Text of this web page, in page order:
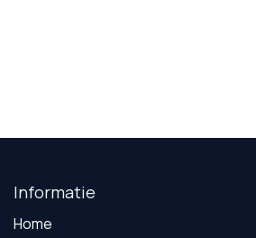
Informatie
Home